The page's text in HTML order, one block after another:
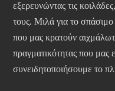
εξερευνώντας τις
τους. Μιλά για το
που μας κρατούν
πραγματικότητας που μας
συνειδητοποιήσουμε το